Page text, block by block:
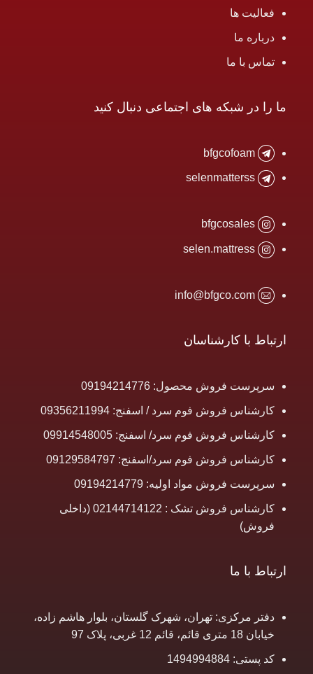
فعالیت ها
درباره ما
تماس با ما
ما را در شبکه های اجتماعی دنبال کنید
bfgcofoam
selenmatterss
bfgcosales
selen.mattress
info@bfgco.com
ارتباط با کارشناسان
سرپرست فروش محصول: 09194214776
کارشناس فروش فوم سرد / اسفنج: 09356211994
کارشناس فروش فوم سرد/ اسفنج: 09914548005
کارشناس فروش فوم سرد/اسفنج: 09129584797
سرپرست فروش مواد اولیه: 09194214779
کارشناس فروش تشک : 02144714122 (داخلی
فروش)
ارتباط با ما
دفتر مرکزی: تهران، شهرک گلستان، بلوار هاشم زاده،
خیابان 18 متری قائم، قائم 12 غربی، پلاک 97
کد پستی: 1494994884